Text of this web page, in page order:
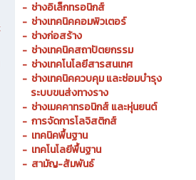
- ช่างยนต์ และเครื่องกล
- ช่างกลโรงงาน และเทคนิคการผลิต
- ช่างเชื่อมโลหะ และตรวจสอบทดสอบงานเ
- ช่างไฟฟ้ากำลัง
- ช่างอิเล็กทรอนิกส์
- ช่างเทคนิคคอมพิวเตอร์
ช่างก่อสร้าง
- ช่างเทคนิคสถาปัตยกรรม
- ช่างเทคโนโลยีสารสนเทศ
- ช่างเทคนิคควบคุม และซ่อมบำรุง
ระบบขนส่งทางราง
- ช่างเมคคาทรอนิกส์ และหุ่นยนต์